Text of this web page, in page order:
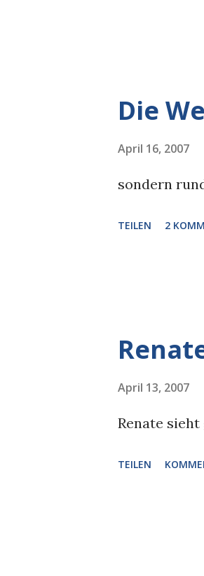
Die
April 16, 2007
sondern
TEILEN 2
April 13, 2007
Renate
TEILEN